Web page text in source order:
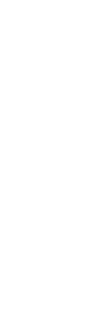
y moats,
que es
como una
un enfoque
que no
también
la cultura de
un ajedrez
planificados.
a largo
en emociones
del